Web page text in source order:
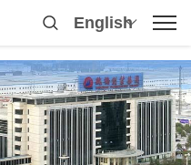
English